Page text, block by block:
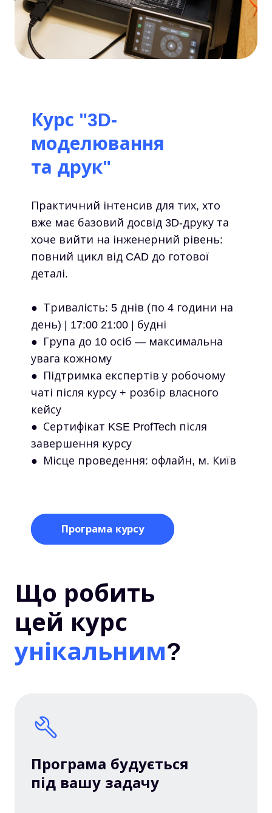
Курс "3D-
моделювання
та друк"
Практичний інтенсив для тих, хто
вже має базовий досвід 3D-друку та
хоче вийти на інженерний рівень:
повний цикл від CAD до готової
деталі.
● Тривалість: 5 днів (по 4 години на
день) | 17:00 21:00 | будні
● Група до 10 осіб — максимальна
увага кожному
● Підтримка експертів у робочому
чаті після курсу + розбір власного
кейсу
● Сертифікат KSE ProfTech після
завершення курсу
● Місце проведення: офлайн, м. Київ
Програма курсу
Що робить
цей курс
унікальним?
Програма будується
під вашу задачу